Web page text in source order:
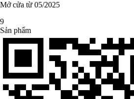
Mở cửa từ 05/2025
9
Sản phẩm